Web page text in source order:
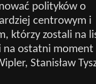
polityków o
centrowym i
którzy zostali na
ostatni moment
Stanisław